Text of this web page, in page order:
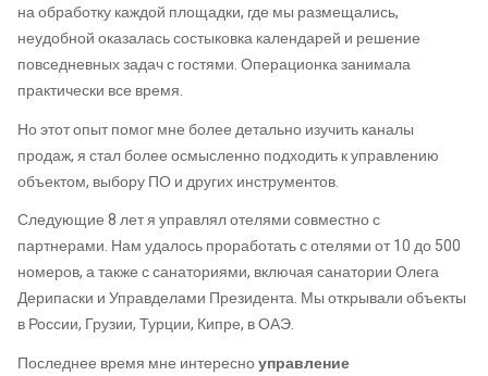
на обработку каждой площадки, где мы размещались,
неудобной оказалась состыковка календарей и решение
повседневных задач с гостями. Операционка занимала
практически все время.
Но этот опыт помог мне более детально изучить каналы
продаж, я стал более осмысленно подходить к управлению
объектом, выбору ПО и других инструментов.
Следующие 8 лет я управлял отелями совместно с
партнерами. Нам удалось проработать с отелями от 10 до 500
номеров, а также с санаториями, включая санатории Олега
Дерипаски и Управделами Президента. Мы открывали объекты
в России, Грузии, Турции, Кипре, в ОАЭ.
Последнее время мне интересноуправление